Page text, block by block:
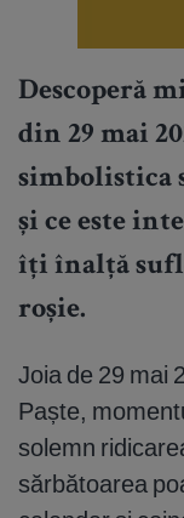
Descoperă
din 29 mai
simbolistica
și ce este
îți înalță
roșie.
Joia de 29 mai
Paște,
solemn
sărbătoarea